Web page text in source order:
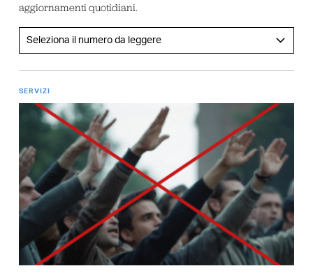
aggiornamenti quotidiani.
SERVIZI